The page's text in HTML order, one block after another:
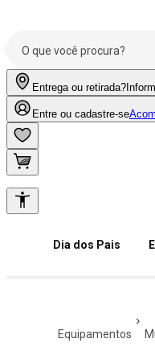
Entrega ou retirada?
Entre ou cadastre-se
Dia dos Pais
equipamentos